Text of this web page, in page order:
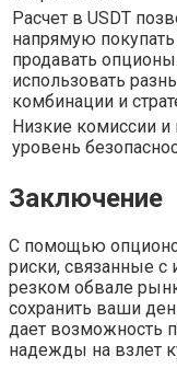
Расчет в USDT
напрямую
продавать
использовать
комбинации и
Низкие комиссии
уровень
Заключение
С помощью
риски, связанные
резком обвале
сохранить ваши
дает возможность
надежды на взлет